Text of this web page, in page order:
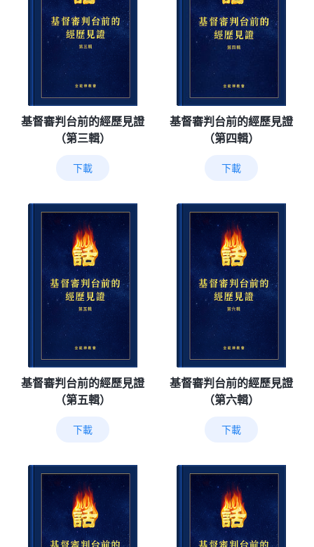
基督審判台前的經歷見證
（第三輯）
下載
基督審判台前的經歷見證
（第四輯）
下載
基督審判台前的經歷見證
（第五輯）
下載
基督審判台前的經歷見證
（第六輯）
下載